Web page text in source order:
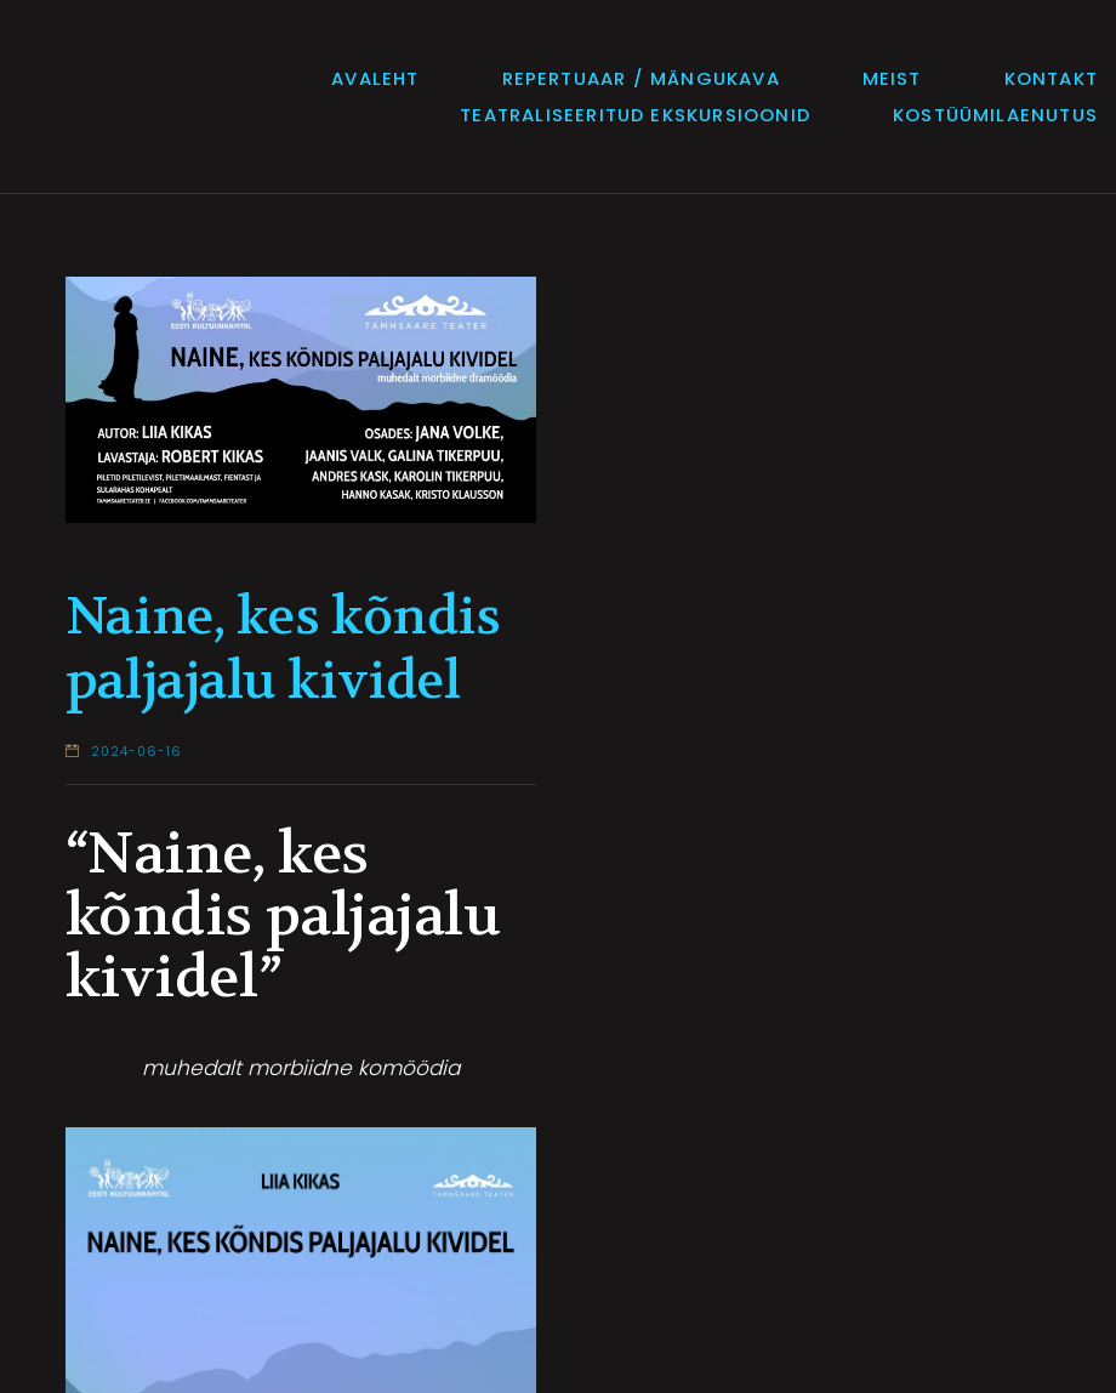
AVALEHT REPERTUAAR / MÄNGUKAVA MEIST
KONTAKT
TEATRALISEERITUD EKSKURSIOONID
KOSTÜÜMILAENUTUS
Naine, kes kõndis
paljajalu kividel
2024-06-16
“Naine, kes
kõndis paljajalu
kividel”
muhedalt morbiidne komöödia